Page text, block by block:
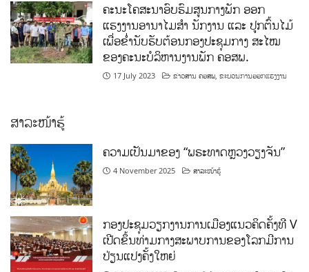
ຄະນະໂຄສະນາອົບຮົມສູນກາງພັກ ອອກ
ແຮງງານອານາໄມສໍາ ນັກງານ ແລະ ປູກຕົ້ນໄມ້
ເພື່ອຂໍ່ານັບຮັບຕ້ອນກອງປະຊຸມກາງ ສະໄໝ
ຂອງຄະນະບໍລິຫານງານພັກ ຄອສພ.
17 July 2023 ຂ່າວສານ ຄອສພ,ຂະບວນການອອກແຮງງານ
ສາລະໜ້າຮູ້
ຄວາມເປັນມາຂອງ “ພຣະທາດຫຼວງວຽງຈັນ”
4 November 2025 ສາລະໜ້າຮູ້
ກອງປະຊຸມວຽກງານການເມືອງແນວຄິດຄັ້ງທີ V
ເປີດຂຶ້ນທ່າມກາງສະພາບການຂອງໂລກມີການ
ປ່ຽນແປງຄັ້ງໃຫຍ່